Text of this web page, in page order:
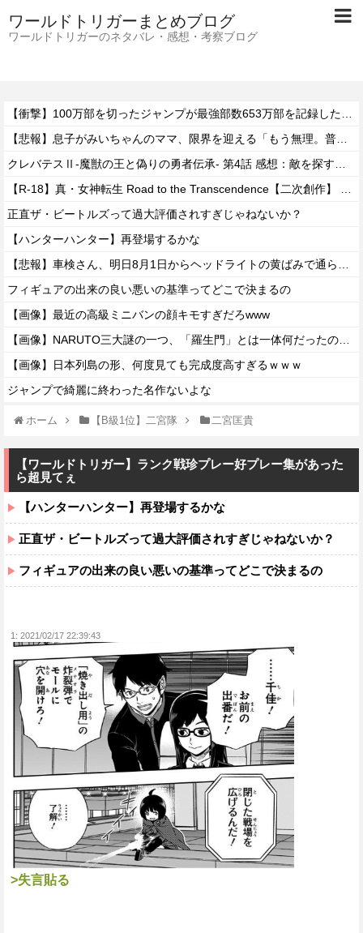
ワールドトリガーまとめブログ
ワールドトリガーのネタバレ・感想・考察ブログ
正直ザ・ビートルズって過大評価されすぎじゃねないか？
【ハンターハンター】再登場するかな
フィギュアの出来の良い悪いの基準ってどこで決まるの
【画像】最近の高級ミニバンの顔キモすぎだろwww
【画像】日本列島の形、何度見ても完成度高すぎるｗｗｗ
ジャンプで綺麗に終わった名作ないよな
ホーム 【B級1位】二宮隊 二宮匡貴
【ワールドトリガー】ランク戦珍プレー好プレー集があった
ら超見てぇ
【ハンターハンター】再登場するかな
正直ザ・ビートルズって過大評価されすぎじゃねないか？
フィギュアの出来の良い悪いの基準ってどこで決まるの
1: 2021/02/17 22:39:43
>失言貼る